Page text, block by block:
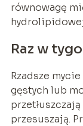
równowagę
hydrolipidowej
Raz w
Rzadsze
gęstych lub
przesuszają.